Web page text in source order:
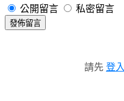
公開留言 私密留言
發佈留言
請先 登入